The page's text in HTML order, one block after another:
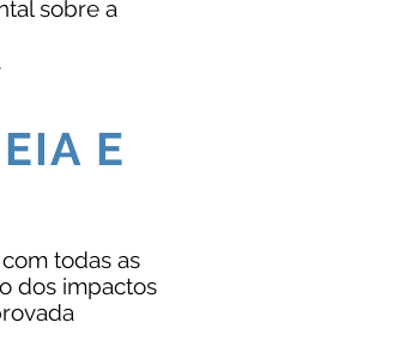
sobre a
E
todas as
dos impactos